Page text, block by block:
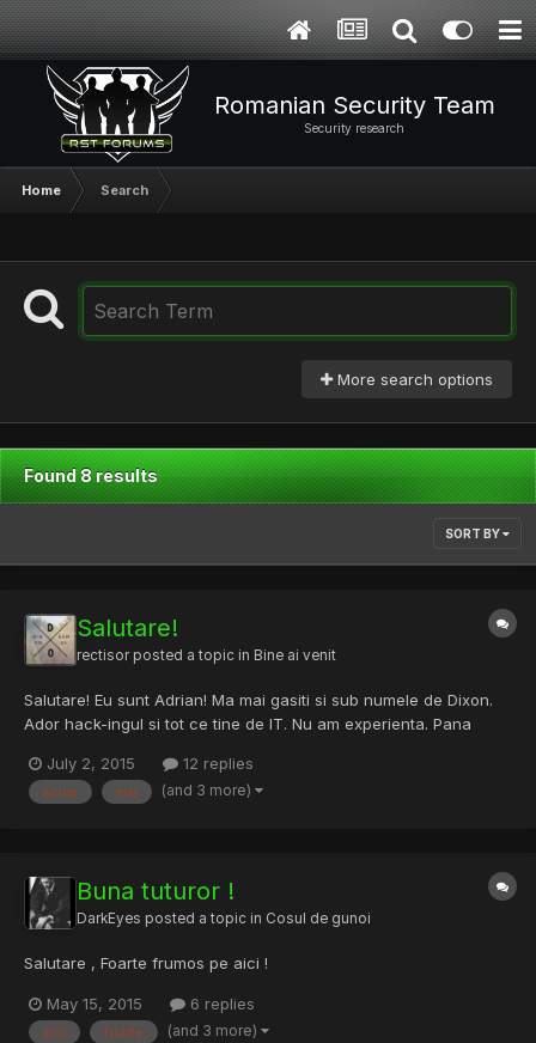
Romanian Security Team
Security research
Home Search
More search options
Found 8 results
SORT BY
Salutare!
rectisor posted a topic in Bine ai venit
Salutare! Eu sunt Adrian! Ma mai gasiti si sub numele de Dixon.
Ador hack-ingul si tot ce tine de IT. Nu am experienta. Pana
genul. Vreau sa invat tot mai mult!
July 2, 2015 12 replies
acum mai (and 3 more)
Buna tuturor !
DarkEyes posted a topic in Cosul de gunoi
Salutare , Foarte frumos pe aici !
May 15, 2015 6 replies
aici foarte (and 3 more)